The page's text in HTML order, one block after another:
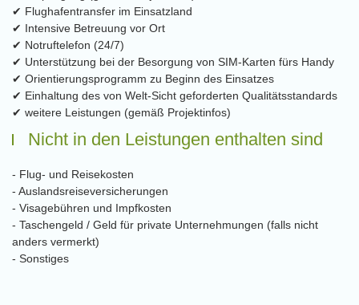
✔ Flughafentransfer im Einsatzland
✔ Intensive Betreuung vor Ort
✔ Notruftelefon (24/7)
✔ Unterstützung bei der Besorgung von SIM-Karten fürs Handy
✔ Orientierungsprogramm zu Beginn des Einsatzes
✔ Einhaltung des von Welt-Sicht geforderten Qualitätsstandards
✔ weitere Leistungen (gemäß Projektinfos)
Nicht in den Leistungen enthalten sind
- Flug- und Reisekosten
- Auslandsreiseversicherungen
- Visagebühren und Impfkosten
- Taschengeld / Geld für private Unternehmungen (falls nicht
anders vermerkt)
- Sonstiges